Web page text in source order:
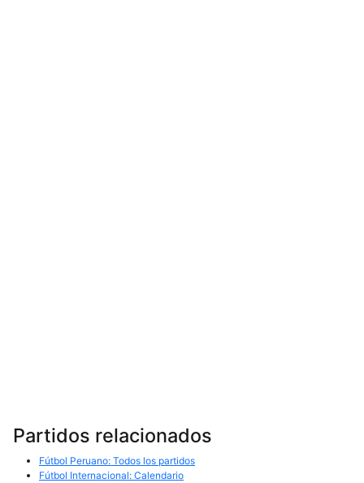
Partidos relacionados
Fútbol Peruano: Todos los partidos
Fútbol Internacional: Calendario